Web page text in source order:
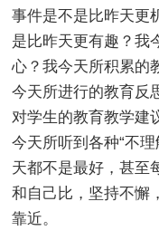
事件是不是比昨天更
是比昨天更有趣？我
心？我今天所积累的
今天所进行的教育反
对学生的教育教学建
今天所听到各种“不
天都不是最好，甚至
和自己比，坚持不懈
靠近。